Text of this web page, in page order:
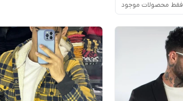
فقط محصولات موجود